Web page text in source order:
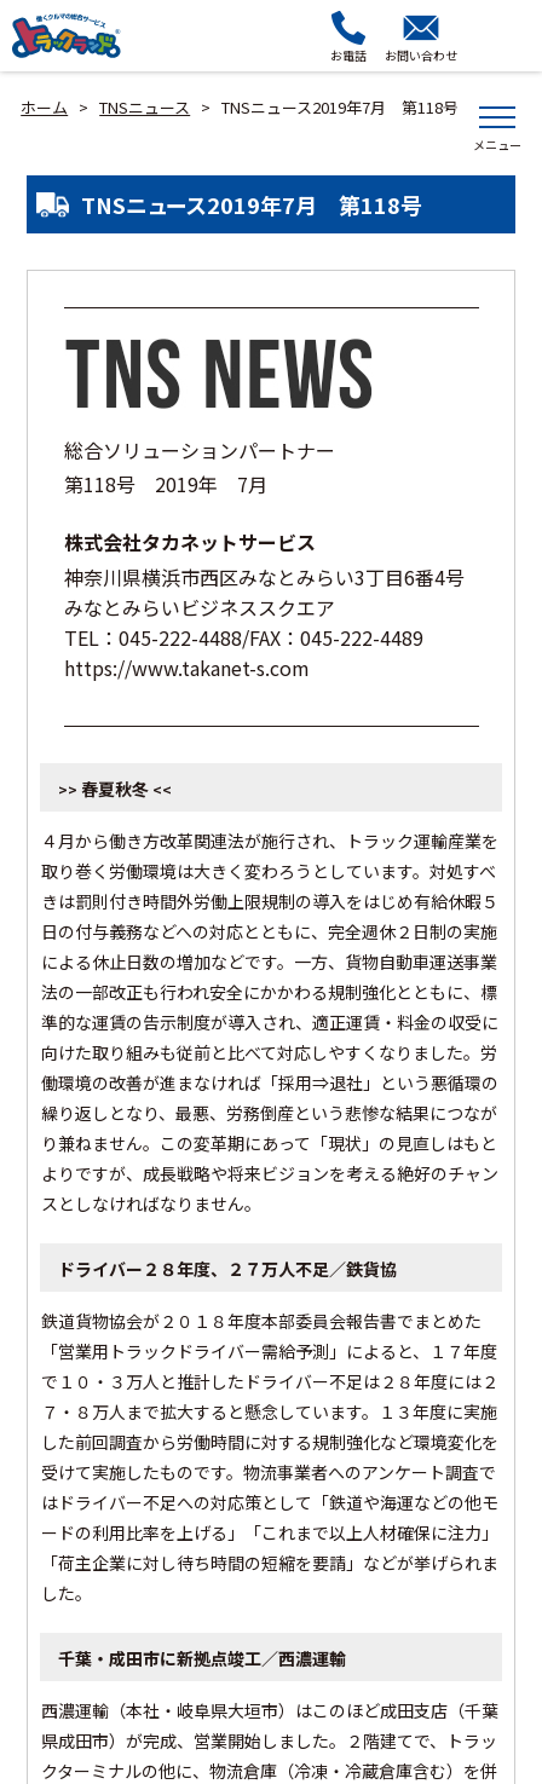
お電話 お問い合わせ
ホーム > TNSニュース > TNSニュース2019年7月 第118号
TNSニュース2019年7月 第118号
総合ソリューションパートナー
第118号 2019年 7月
株式会社タカネットサービス
神奈川県横浜市西区みなとみらい3丁目6番4号
みなとみらいビジネススクエア
TEL：045-222-4488/FAX：045-222-4489
https://www.takanet-s.com
>>春夏秋冬 <<
４月から働き方改革関連法が施行され、トラック運輸産業を
取り巻く労働環境は大きく変わろうとしています。対処すべ
きは罰則付き時間外労働上限規制の導入をはじめ有給休暇５
日の付与義務などへの対応とともに、完全週休２日制の実施
による休止日数の増加などです。一方、貨物自動車運送事業
法の一部改正も行われ安全にかかわる規制強化とともに、標
準的な運賃の告示制度が導入され、適正運賃・料金の収受に
向けた取り組みも従前と比べて対応しやすくなりました。労
働環境の改善が進まなければ「採用⇒退社」という悪循環の
繰り返しとなり、最悪、労務倒産という悲惨な結果につなが
り兼ねません。この変革期にあって「現状」の見直しはもと
よりですが、成長戦略や将来ビジョンを考える絶好のチャン
スとしなければなりません。
ドライバー２８年度、２７万人不足／鉄貨協
鉄道貨物協会が２０１８年度本部委員会報告書でまとめた
「営業用トラックドライバー需給予測」によると、１７年度
で１０・３万人と推計したドライバー不足は２８年度には２
７・８万人まで拡大すると懸念しています。１３年度に実施
した前回調査から労働時間に対する規制強化など環境変化を
受けて実施したものです。物流事業者へのアンケート調査で
はドライバー不足への対応策として「鉄道や海運などの他モ
ードの利用比率を上げる」「これまで以上人材確保に注力」
「荷主企業に対し待ち時間の短縮を要請」などが挙げられま
した。
千葉・成田市に新拠点竣工／西濃運輸
西濃運輸（本社・岐阜県大垣市）はこのほど成田支店（千葉
県成田市）が完成、営業開始しました。２階建てで、トラッ
クターミナルの他に、物流倉庫（冷凍・冷蔵倉庫含む）を併